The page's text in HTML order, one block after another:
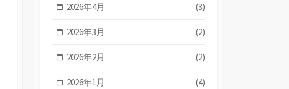
2026年4月 (3)
2026年3月 (2)
2026年2月 (2)
2026年1月 (4)